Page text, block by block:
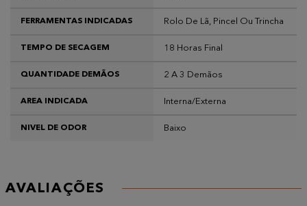
FERRAMENTAS INDICADAS Rolo De Lã, Pincel Ou Trincha
TEMPO DE SECAGEM 18 Horas Final
QUANTIDADE DEMÃOS 2 A 3 Demãos
AREA INDICADA Interna/Externa
NIVEL DE ODOR Baixo
AVALIAÇÕES